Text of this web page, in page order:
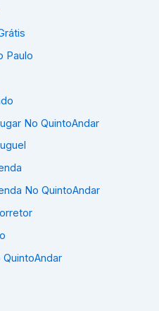
Paulo
No QuintoAndar
No QuintoAndar
QuintoAndar